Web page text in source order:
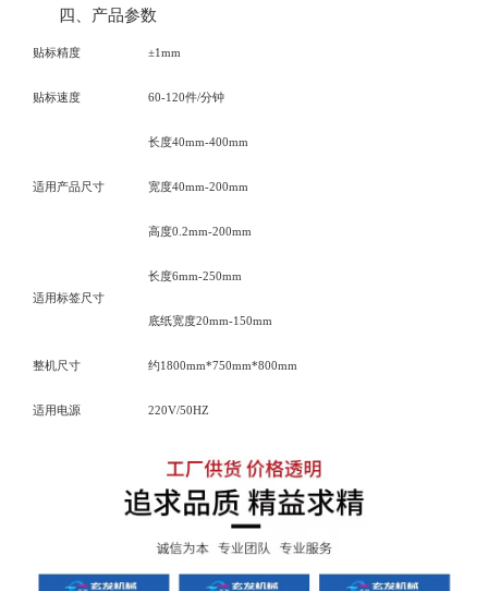
四、产品参数
贴标精度 ±1mm
贴标速度 60-120件/分钟
适用产品尺寸
长度40mm-400mm
宽度40mm-200mm
高度0.2mm-200mm
适用标签尺寸
长度6mm-250mm
底纸宽度20mm-150mm
整机尺寸 约1800mm*750mm*800mm
适用电源 220V/50HZ